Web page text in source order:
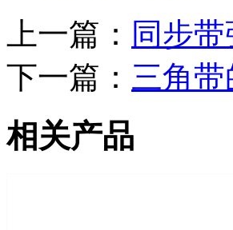
上一篇： 同步
下一篇： 三角
相关产品